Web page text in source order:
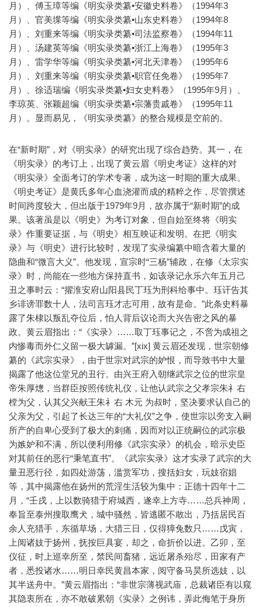
月）、傅玉璋等编《明实录类纂•安徽史料卷》（1994年3
月）、官美堞等编《明实录类纂•山东史料卷》（1994年8
月）、刘重来等编《明实录类纂•司法监察卷》（1994年11
月）、汤建英等编《明实录类纂•浙江上海卷》（1995年3
月）、雷学华等编《明实录类纂•河北天津卷》（1995年6
月）、刘重来等编《明实录类纂•职官任免卷》（1995年7
月）、徐适瑞编《明实录类纂•妇女史料卷》（1995年9月）、
李琼英、张颖超编《明实录类纂•宗藩贵戚卷》（1995年11
月）。显而易见，《明实录类纂》的整合规模是空前的。
在“新时期”，对《明实录》的研究出现了综合趋势。其一，在
《明实录》的考订上，出现了黄云眉《明史考证》这样的对
《明实录》全面考订的学术专著，成为这一时期的重大成果。
《明史考证》是黄氏多年心血浇灌而成的精粹之作，尽管撰述
时间跨度较大，但出版于1979年9月，故亦属于“新时期”的成
果。该著虽是以《明史》为考订对象，但自始至终将《明实
录》作重要证据，与《明史》相互映证和发明。在把《明实
录》与《明史》进行比较时，发现了实录编纂中暗含着大量的
隐曲和“微言大义”。他发现，宣宗时“三杨”辅政，在修《太宗实
录》时，尚能在一些地方保持直书，如该录记永乐六年五月己
丑之事时云：“擢淮安府山阳县民丁珏为刑科给事中。珏讦告其
乡诽谤罪数十人，法司言珏才志可用，故有是命。”此条史料暴
露了朱棣以叛乱夺位后，怕人背后议论而大兴告密之风的暴
政。黄云眉指出：“《实录》……取丁珏事记之，不啻为成祖之
内惨毒而外仁义留一极大罅漏。”[xix] 黄云眉还发现，世宗朝修
纂的《武宗实录》，由于世宗对武宗的妒恨，而导致书中大量
揭露了他这位堂兄的丑行。由兴王府入朝继武宗之位的世宗皇
帝朱厚熜，当群臣按照传统礼仪，让他认武宗之父孝宗朱礻右
樘为父，认其父兴献王朱礻右 木元 为叔时，坚决要求认自己的
父亲为父，引起了长达三年的“大礼仪”之争，使世宗以旁支入嗣
所产的自卑心受到了极大的刺痛，因而对以正统嗣位的武宗极
为嫉妒和不满，所以便利用修《武宗实录》的机会，暗示史臣
对其前任的恶行“秉笔直书”。《武宗实录》这才实录了武宗的大
量丑恶行径，如四处游荡，滥赏军功，搜括妇女，玩妓宿娼
等，其中揭露他在扬州的荒淫生活较为集中：正德十四年十二
月，“壬戌，上以数骑猎于府城西，遂幸上方寺……总兵神周，
奉旨至泰州搜取鹰犬，城中骚然，皆逃匿不敢出，乃括居民百
余人充猎手，东循草场，大猎三日，仅得獐兔数只……戊寅，
上阅诸妓于扬州，抚按巨具宴，却之，命折价以进。乙卯，至
仪征，时上巡幸所至，禁民间畜猪，远近屠杀殆尽，田家有产
者，悉投诸水……明日幸民黄昌本家，阅守备马昊所选妓，以
其半送舟中。”黄云眉指出：“非世宗薄视武庙，总裁诸臣有以窥
其隐衷所在，亦不敢破累朝《实录》之例讳，弄此侮笔于身所